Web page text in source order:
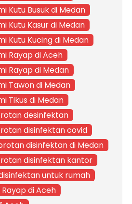
Kutu Busuk di Medan
Kutu Kasur di Medan
Kutu Kucing di Medan
Rayap di Aceh
Rayap di Medan
Tawon di Medan
Tikus di Medan
desinfektan
disinfektan covid
disinfektan di Medan
disinfektan kantor
untuk rumah
di Aceh